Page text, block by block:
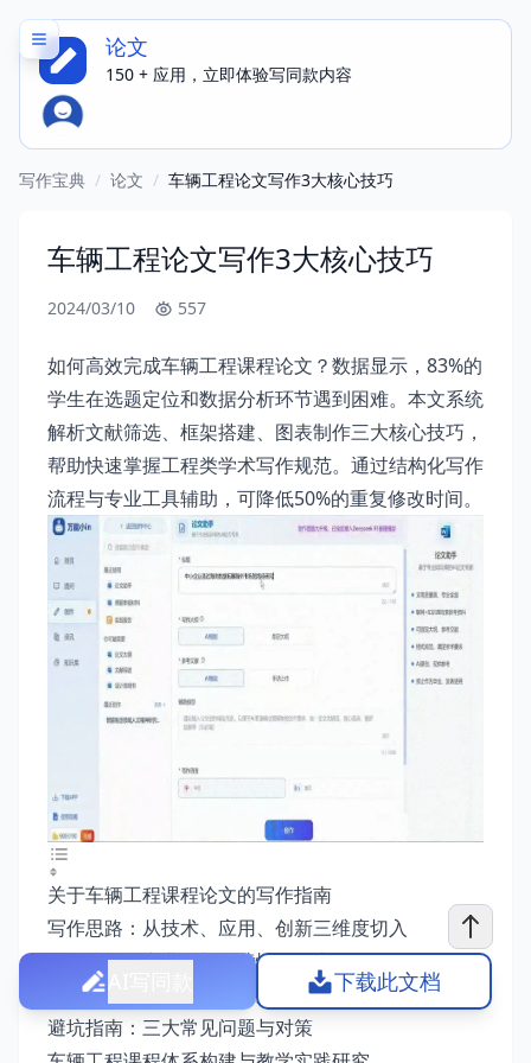
论文
150 + 应用，立即体验写同款内容
写作宝典 / 论文 / 车辆工程论文写作3大核心技巧
车辆工程论文写作3大核心技巧
2024/03/10 557
如何高效完成车辆工程课程论文？数据显示，83%的
学生在选题定位和数据分析环节遇到困难。本文系统
解析文献筛选、框架搭建、图表制作三大核心技巧，
帮助快速掌握工程类学术写作规范。通过结构化写作
流程与专业工具辅助，可降低50%的重复修改时间。
关于车辆工程课程论文的写作指南
写作思路：从技术、应用、创新三维度切入
写作技巧：专业性与可读性平衡术
核心方向：技术深度与应用价值并重
避坑指南：三大常见问题与对策
下载此文档